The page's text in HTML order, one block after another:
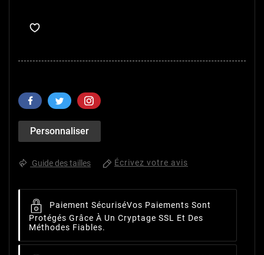
Personnaliser
Guide des tailles Écrivez votre avis
Paiement SécuriséVos Paiements Sont
Protégés Grâce À Un Cryptage SSL Et Des
Méthodes Fiables.